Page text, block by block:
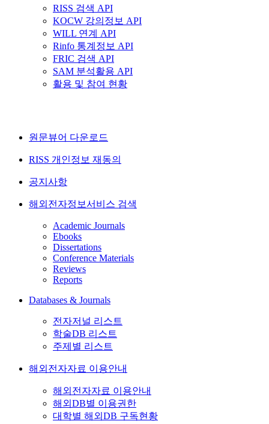
RISS 검색 API
KOCW 강의정보 API
WILL 연계 API
Rinfo 통계정보 API
FRIC 검색 API
SAM 분석활용 API
활용 및 참여 현황
원문뷰어 다운로드
RISS 개인정보 재동의
공지사항
해외전자정보서비스 검색
Academic Journals
Ebooks
Dissertations
Conference Materials
Reviews
Reports
Databases & Journals
전자저널 리스트
학술DB 리스트
주제별 리스트
해외전자자료 이용안내
해외전자자료 이용안내
해외DB별 이용권한
대학별 해외DB 구독현황